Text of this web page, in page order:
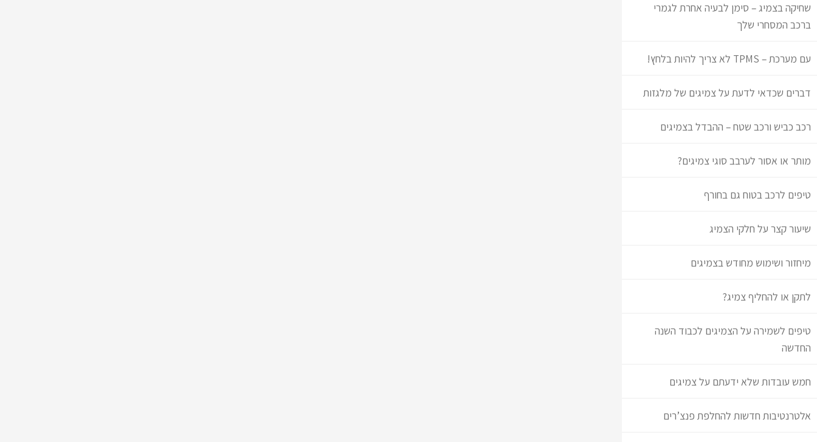
שחיקה בצמיג – סימן לבעיה אחרת לגמרי
ברכב המסחרי שלך
עם מערכת – TPMS לא צריך להיות בלחץ!
דברים שכדאי לדעת על צמיגים של מלגזות
רכב כביש ורכב שטח – ההבדל בצמיגים
מותר או אסור לערבב סוגי צמיגים?
טיפים לרכב בטוח גם בחורף
שיעור קצר על חלקי הצמיג
מיחזור ושימוש מחודש בצמיגים
לתקן או להחליף צמיג?
טיפים לשמירה על הצמיגים לכבוד השנה
החדשה
חמש עובדות שלא ידעתם על צמיגים
אלטרנטיבות חדשות להחלפת פנצ’רים